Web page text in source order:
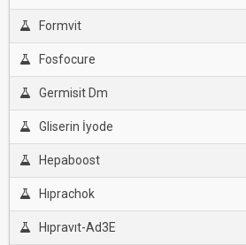
Formvit
Fosfocure
Germisit Dm
Gliserin İyode
Hepaboost
Hıprachok
Hıpravıt-Ad3E